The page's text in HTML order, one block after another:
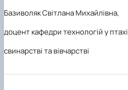
Базиволяк Світлана Михайлівна,
доцент кафедри технологій у
свинарстві та вівчарстві